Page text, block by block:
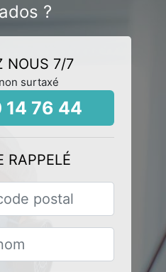
?
NOUS 7/7
surtaxé
76 44
RAPPELÉ